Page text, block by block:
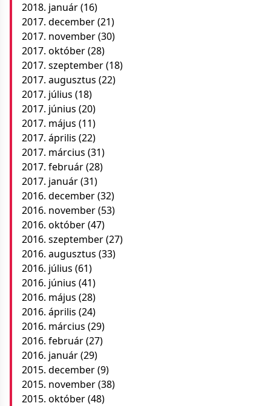
2018. január(16)
2017. december(21)
2017. november(30)
2017. október(28)
2017. szeptember(18)
2017. augusztus (22)
2017. július (18)
2017. június (20)
2017. május (11)
2017. április (22)
2017. március (31)
2017. február(28)
2017. január(31)
2016. december(32)
2016. november(53)
2016. október(47)
2016. szeptember(27)
2016. augusztus (33)
2016. július (61)
2016. június (41)
2016. május (28)
2016. április (24)
2016. március (29)
2016. február(27)
2016. január(29)
2015. december(9)
2015. november(38)
2015. október(48)